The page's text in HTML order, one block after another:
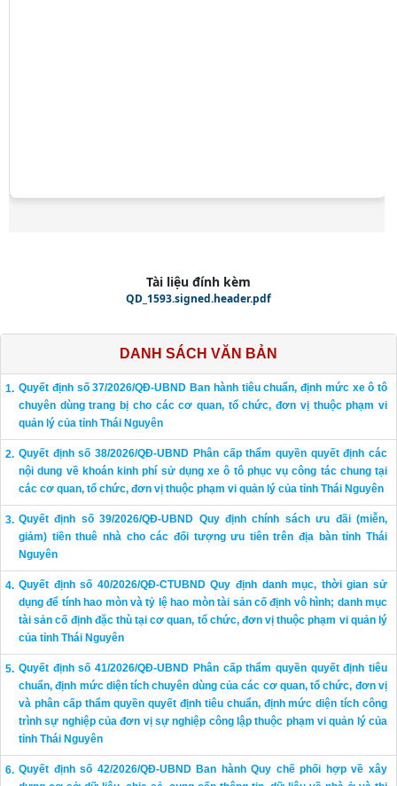
Tài liệu đính kèm
QD_1593.signed.header.pdf
DANH SÁCH VĂN BẢN
Quyết định số 37/2026/QĐ-UBND Ban hành tiêu chuẩn, định mức xe ô tô
chuyên dùng trang bị cho các cơ quan, tổ chức, đơn vị thuộc phạm vi
quản lý của tỉnh Thái Nguyên
Quyết định số 38/2026/QĐ-UBND Phân cấp thẩm quyền quyết định các
nội dung về khoán kinh phí sử dụng xe ô tô phục vụ công tác chung tại
các cơ quan, tổ chức, đơn vị thuộc phạm vi quản lý của tỉnh Thái Nguyên
Quyết định số 39/2026/QĐ-UBND Quy định chính sách ưu đãi (miễn,
giảm) tiền thuê nhà cho các đối tượng ưu tiên trên địa bàn tỉnh Thái
Nguyên
Quyết định số 40/2026/QĐ-CTUBND Quy định danh mục, thời gian sử
dụng để tính hao mòn và tỷ lệ hao mòn tài sản cố định vô hình; danh mục
tài sản cố định đặc thù tại cơ quan, tổ chức, đơn vị thuộc phạm vi quản lý
của tỉnh Thái Nguyên
Quyết định số 41/2026/QĐ-UBND Phân cấp thẩm quyền quyết định tiêu
chuẩn, định mức diện tích chuyên dùng của các cơ quan, tổ chức, đơn vị
và phân cấp thẩm quyền quyết định tiêu chuẩn, định mức diện tích công
trình sự nghiệp của đơn vị sự nghiệp công lập thuộc phạm vi quản lý của
tỉnh Thái Nguyên
Quyết định số 42/2026/QĐ-UBND Ban hành Quy chế phối hợp về xây